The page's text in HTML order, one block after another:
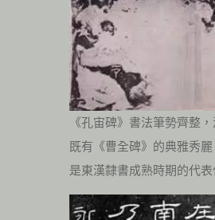
《孔宙碑》書法筆勢齊整，
既有《曹全碑》的典雅秀
是東漢隸書成熟時期的代表